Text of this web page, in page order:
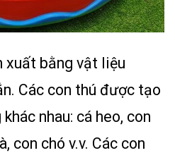
xuất bằng vật liệu
Các con thú được tạo
nhau: cá heo, con
con chó v.v. Các con